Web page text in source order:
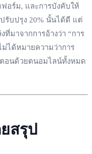
อร์ม, และการบังคับให้
รับปรุง 20% นั้นได้ดี แต่
ที่มาจากการอ้างว่า “การ
ม่ได้หมายความว่าการ
ตอนด้วยตนอมไลน์ทั้งหมด
สรุป